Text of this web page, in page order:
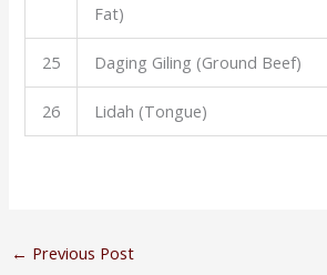
Fat)
25 Daging Giling (Ground Beef)
26 Lidah (Tongue)
← Previous Post